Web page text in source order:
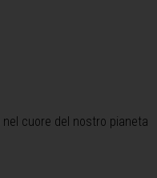
nel cuore del nostro pianeta